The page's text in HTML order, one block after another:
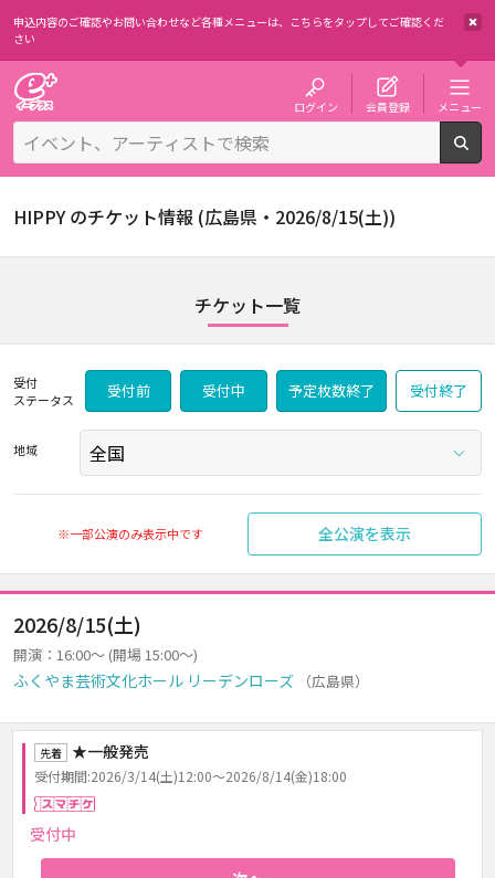
申込内容のご確認やお問い合わせなど各種メニューは、 こちらをタップしてご確認くだ
さい
ログイン 会員登録 メニュー
HIPPY のチケット情報 (広島県・2026/8/15(土))
チケット一覧
受付
ステータス
受付前 受付中 予定枚数終了 受付終了
地域
※一部公演のみ表示中です 全公演を表示
2026/8/15(土)
開演：16:00～ (開場 15:00～)
ふくやま芸術文化ホール リーデンローズ （広島県）
先着 ★一般発売
受付期間:2026/3/14(土)12:00～2026/8/14(金)18:00
受付中